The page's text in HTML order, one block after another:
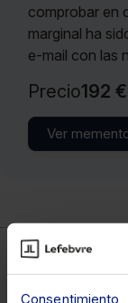
Consentimiento
comprobar en
marginal ha
e-mail con las
Precio192 €
Ver